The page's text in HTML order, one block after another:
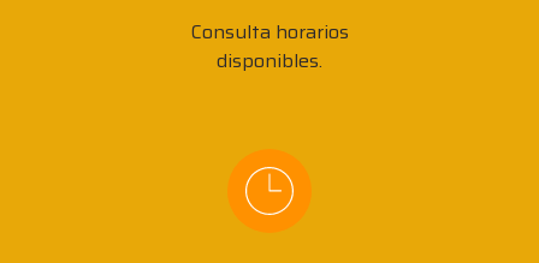
Consulta horarios
disponibles.